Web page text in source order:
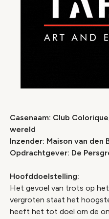
Casenaam: Club
wereld
Inzender: Maison van den
Opdrachtgever: De
Hoofddoelstelling:
Het gevoel van trots op het
vergroten staat het
heeft het tot doel om de